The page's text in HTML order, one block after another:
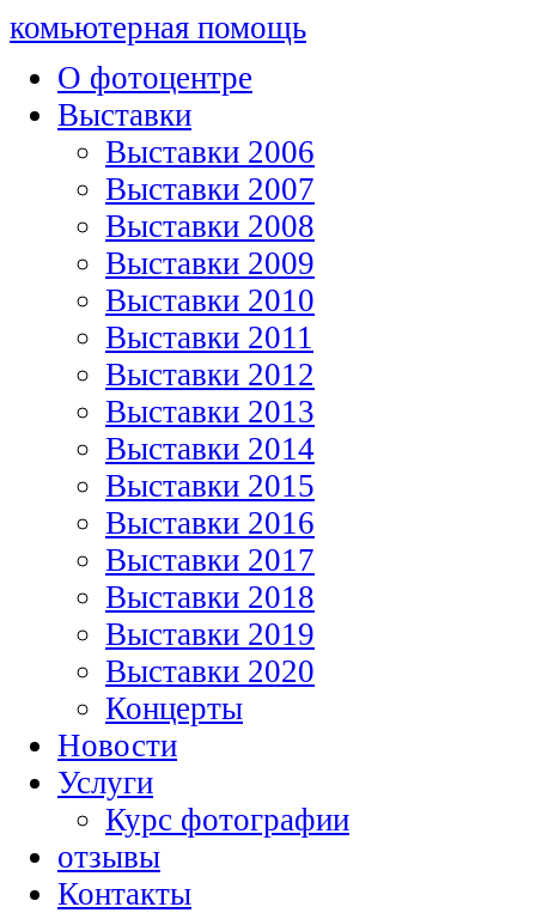
комьютерная помощь
О фотоцентре
Выставки
Выставки 2006
Выставки 2007
Выставки 2008
Выставки 2009
Выставки 2010
Выставки 2011
Выставки 2012
Выставки 2013
Выставки 2014
Выставки 2015
Выставки 2016
Выставки 2017
Выставки 2018
Выставки 2019
Выставки 2020
Концерты
Новости
Услуги
Курс фотографии
отзывы
Контакты